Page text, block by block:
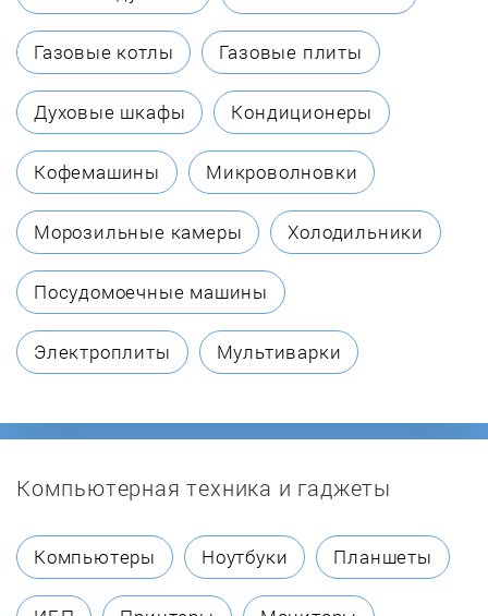
Bradford White
Buderus
Clage
De Dietrich
De Luxe
Delta
Elsotherm
Газовые котлы Газовые плиты
Духовые шкафы Кондиционеры
Кофемашины Микроволновки
Морозильные камеры Холодильники
Посудомоечные машины
Электроплиты Мультиварки
Компьютерная техника и гаджеты
Компьютеры Ноутбуки Планшеты